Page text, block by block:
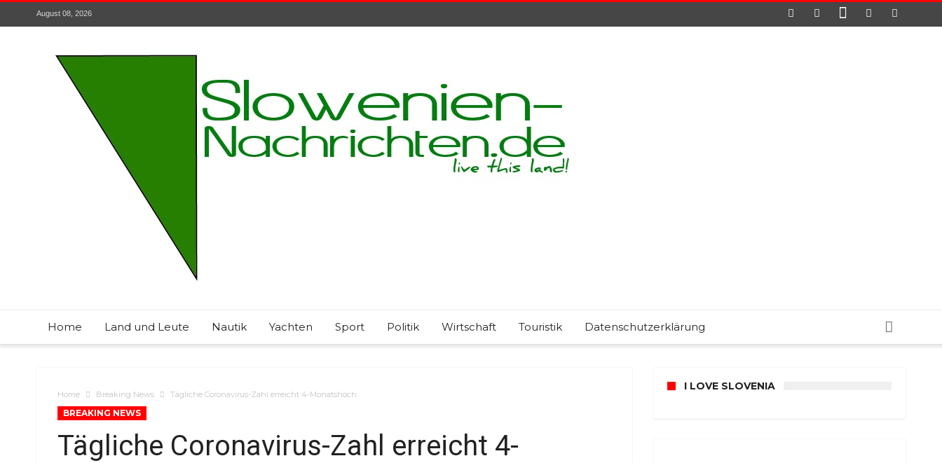
August 08, 2026
Home Land und Leute Nautik Yachten Sport Politik Wirtschaft Touristik Datenschutzerklärung
Home Breaking News Tägliche Coronavirus-Zahl erreicht 4-Monatshoch
BREAKING NEWS
Tägliche Coronavirus-Zahl erreicht 4-
I LOVE SLOVENIA